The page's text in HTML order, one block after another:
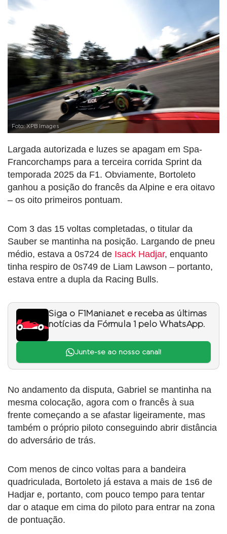
Foto: XPB Images
Largada autorizada e luzes se apagam em Spa-
Francorchamps para a terceira corrida Sprint da
temporada 2025 da F1. Obviamente, Bortoleto
ganhou a posição do francês da Alpine e era oitavo
– os oito primeiros pontuam.
Com 3 das 15 voltas completadas, o titular da
Sauber se mantinha na posição. Largando de pneu
médio, estava a 0s724 de Isack Hadjar, enquanto
tinha respiro de 0s749 de Liam Lawson – portanto,
estava entre a dupla da Racing Bulls.
Siga o F1Mania.net e receba as últimas
notícias da Fórmula 1 pelo WhatsApp.
Junte-se ao nosso canal!
No andamento da disputa, Gabriel se mantinha na
mesma colocação, agora com o francês à sua
frente começando a se afastar ligeiramente, mas
também o próprio piloto conseguindo abrir distância
do adversário de trás.
Com menos de cinco voltas para a bandeira
quadriculada, Bortoleto já estava a mais de 1s6 de
Hadjar e, portanto, com pouco tempo para tentar
dar o ataque em cima do piloto para entrar na zona
de pontuação.